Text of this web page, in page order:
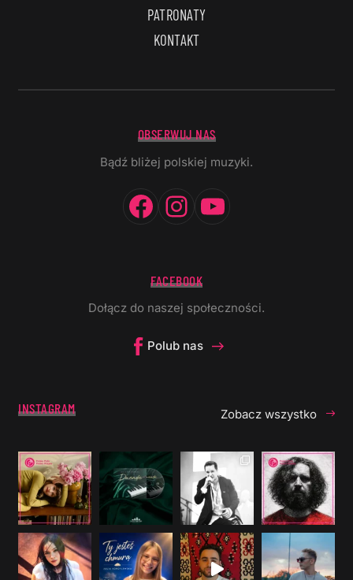
PATRONATY
KONTAKT
OBSERWUJ NAS
Bądź bliżej polskiej muzyki.
Facebook
Instagram
FACEBOOK
Dołącz do naszej społeczności.
Polub nas
INSTAGRAM Zobacz wszystko